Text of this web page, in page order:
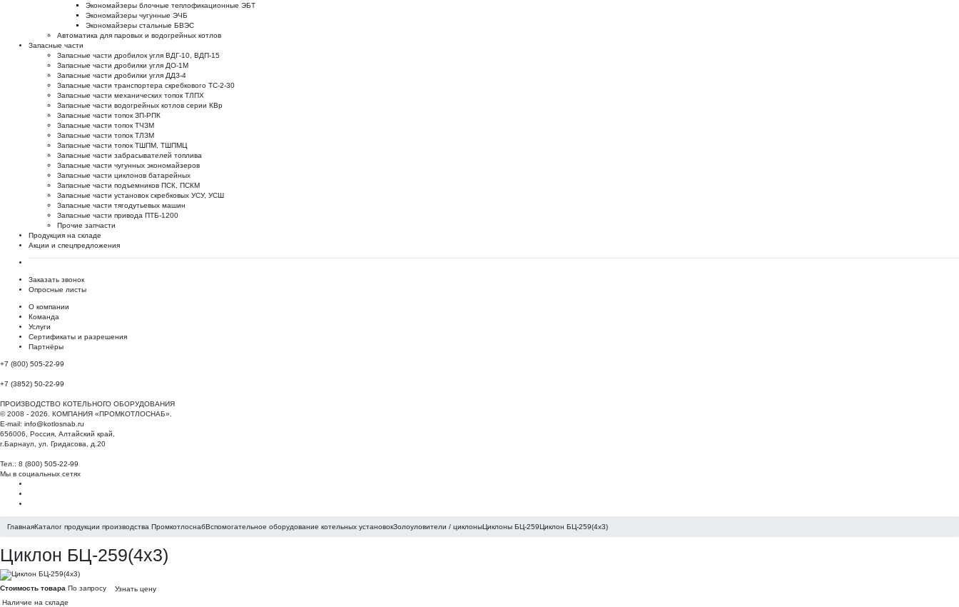
Экономайзеры блочные теплофикационные ЭБТ
Экономайзеры чугунные ЭЧБ
Экономайзеры стальные БВЭС
Автоматика для паровых и водогрейных котлов
Запасные части
Запасные части дробилок угля ВДГ-10, ВДП-15
Запасные части дробилки угля ДО-1М
Запасные части дробилки угля ДДЗ-4
Запасные части транспортера скребкового ТС-2-30
Запасные части механических топок ТЛПХ
Запасные части водогрейных котлов серии КВр
Запасные части топок ЗП-РПК
Запасные части топок ТЧЗМ
Запасные части топок ТЛЗМ
Запасные части топок ТШПМ, ТШПМЦ
Запасные части забрасывателей топлива
Запасные части чугунных экономайзеров
Запасные части циклонов батарейных
Запасные части подъемников ПСК, ПСКМ
Запасные части установок скребковых УСУ, УСШ
Запасные части тягодутьевых машин
Запасные части привода ПТБ-1200
Прочие запчасти
Продукция на складе
Акции и спецпредложения
Заказать звонок
Опросные листы
О компании
Команда
Услуги
Сертификаты и разрешения
Партнёры
+7 (800) 505-22-99
+7 (3852) 50-22-99
ПРОИЗВОДСТВО КОТЕЛЬНОГО ОБОРУДОВАНИЯ
© 2008 - 2026. КОМПАНИЯ «ПРОМКОТЛОСНАБ».
E-mail: info@kotlosnab.ru
656006
Россия Алтайский край
г.Барнаул ул. Гридасова, д.20
Тел.: 8 (800) 505-22-99
Мы в социальных сетях
ГлавнаяКаталог продукции производства ПромкотлоснабВспомогательное оборудование котельных установокЗолоуловители / циклоныЦиклоны БЦ-259Циклон БЦ-259(4х3)
Циклон БЦ-259(4х3)
Стоимость товара По запросу
Узнать цену
Наличие на складе